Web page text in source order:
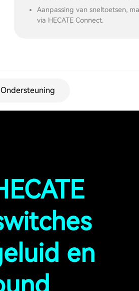
Aanpassing van sneltoetsen,
via HECATE Connect.
Ondersteuning
en